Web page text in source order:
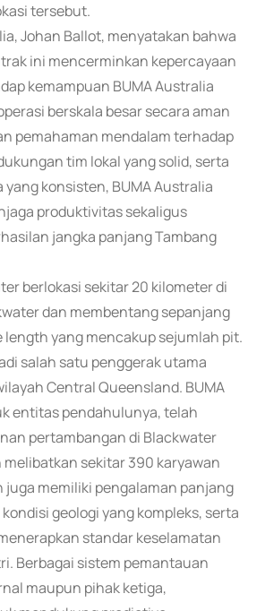
tersebut.
Johan Ballot, menyatakan bahwa
ini mencerminkan kepercayaan
kemampuan BUMA Australia
berskala besar secara aman
pemahaman mendalam terhadap
tim lokal yang solid, serta
yang konsisten, BUMA Australia
produktivitas sekaligus
jangka panjang Tambang
berlokasi sekitar 20 kilometer di
dan membentang sepanjang
length yang mencakup sejumlah pit.
salah satu penggerak utama
Central Queensland. BUMA
entitas pendahulunya, telah
pertambangan di Blackwater
melibatkan sekitar 390 karyawan
juga memiliki pengalaman panjang
geologi yang kompleks, serta
standar keselamatan
Berbagai sistem pemantauan
maupun pihak ketiga,